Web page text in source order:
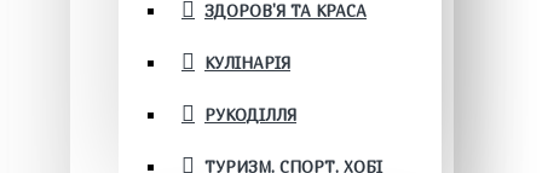
ЗДОРОВ'Я ТА КРАСА
КУЛІНАРІЯ
РУКОДІЛЛЯ
ТУРИЗМ. СПОРТ. ХОБІ